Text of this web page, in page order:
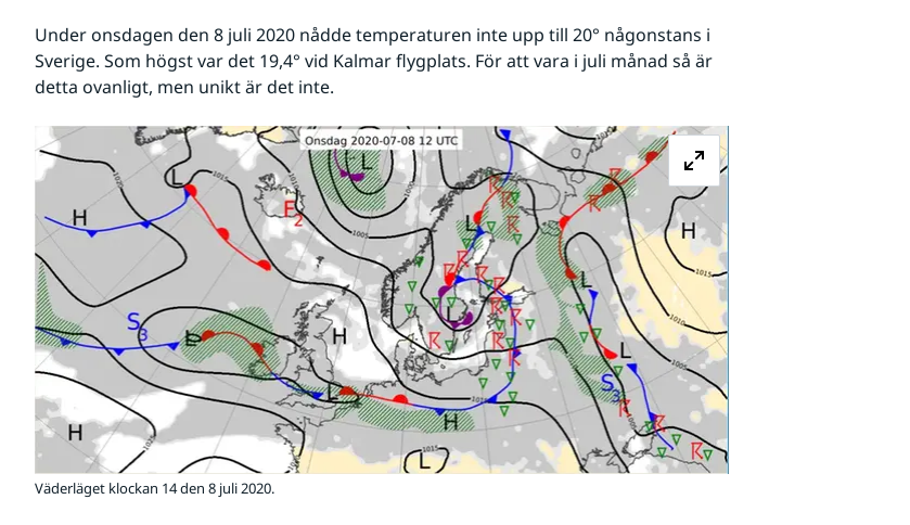
Under onsdagen den 8 juli 2020 nådde temperaturen inte upp till 20° någonstans i
Sverige. Som högst var det 19,4° vid Kalmar flygplats. För att vara i juli månad så är
detta ovanligt, men unikt är det inte.
Förstora bilden
Väderläget klockan 14 den 8 juli 2020.